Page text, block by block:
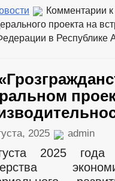
Комментарии
проекта на
в Республике
2025 admin
2025 года